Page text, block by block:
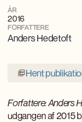
ÅR
2016
FORFATTERE
Anders Hedetoft
Hent
Forfattere: Anders
udgangen af 2015